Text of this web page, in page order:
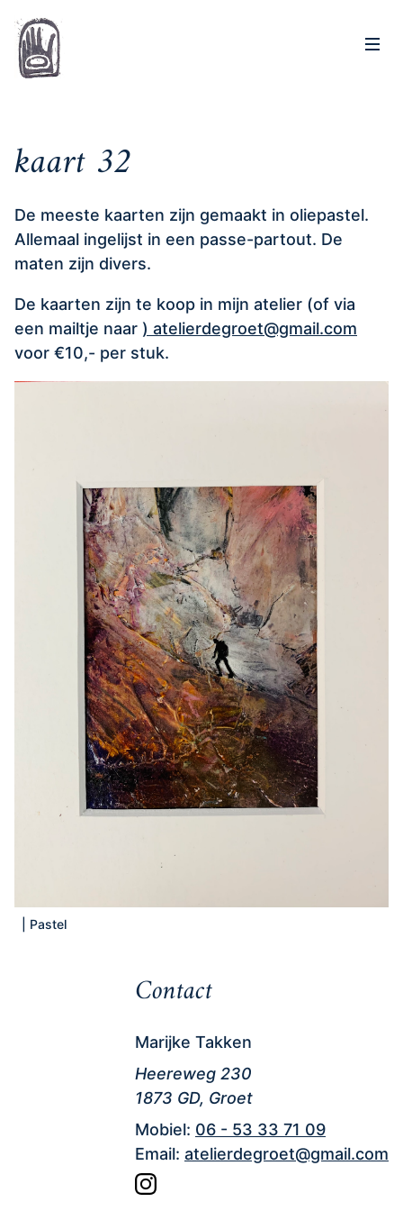
Cursus olieverf
Schilderijen
Oliepastel
Muurschilderingen
Contact
kaart 32
De meeste kaarten zijn gemaakt in oliepastel.
Allemaal ingelijst in een passe-partout. De
maten zijn divers.
De kaarten zijn te koop in mijn atelier (of via
een mailtje naar ) atelierdegroet@gmail.com
voor €10,- per stuk.
Pastel
Contact
Marijke Takken
Heereweg 230
1873 GD, Groet
Mobiel: 06 - 53 33 71 09
Email: atelierdegroet@gmail.com